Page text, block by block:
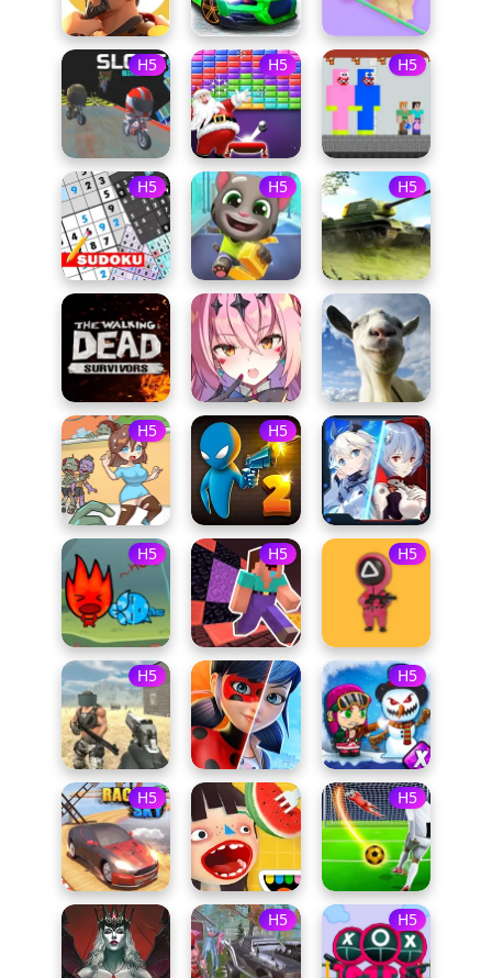
H5 H5 H5
H5 H5 H5
H5 H5
H5 H5 H5
H5 H5
H5 H5
H5 H5